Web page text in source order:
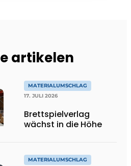
artikelen
MATERIALUMSCHLAG
17. JULI 2026
Brettspielverlag
wächst in die Höhe
MATERIALUMSCHLAG